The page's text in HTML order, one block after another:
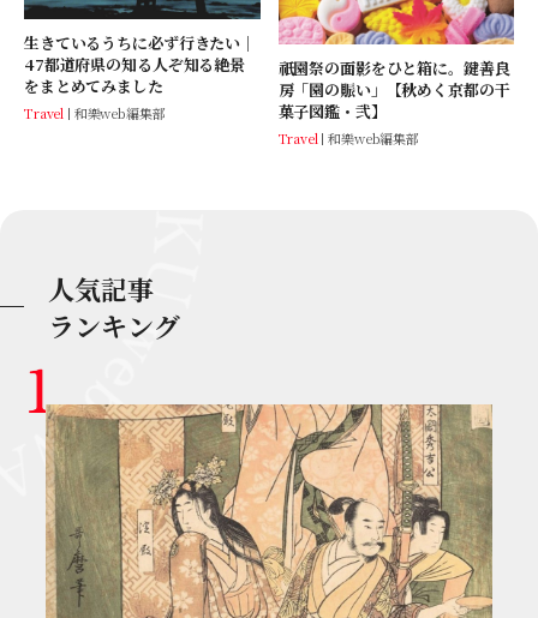
生きているうちに必ず行きたい｜
47都道府県の知る人ぞ知る絶景
をまとめてみました
Travel 和樂web編集部
祇園祭の面影をひと箱に。鍵善良
房「園の賑い」【秋めく京都の干
菓子図鑑・弐】
Travel 和樂web編集部
人気記事
ランキング